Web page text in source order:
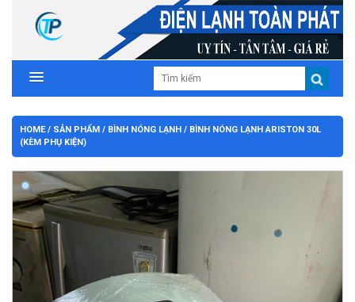
HOME/ SẢN PHẨM / BÌNH NÓNG LẠNH / BÌNH NÓNG LẠNH ARISTON 30L
(KÈM PHỤ KIỆN)